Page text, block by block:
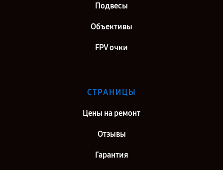
Подвесы
Объективы
FPV очки
СТРАНИЦЫ
Цены на ремонт
Отзывы
Гарантия